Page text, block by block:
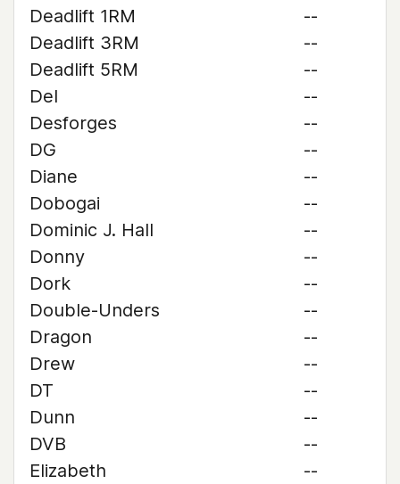
Deadlift 1RM
--
Deadlift 3RM
--
Deadlift 5RM
--
Del
--
Desforges
--
DG
--
Diane
--
Dobogai
--
Dominic J. Hall
--
Donny
--
Dork
--
Double-Unders
--
Dragon
--
Drew
--
DT
--
Dunn
--
DVB
--
Elizabeth
--